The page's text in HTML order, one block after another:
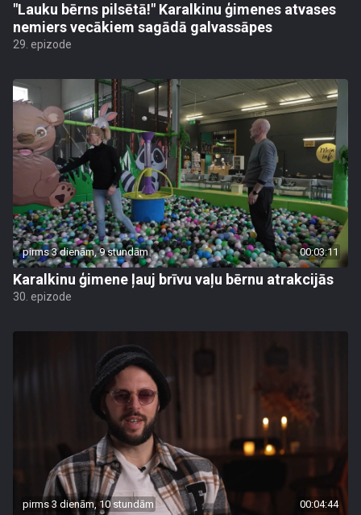
"Lauku bērns pilsētā!" Karalkinu ģimenes atvases
nemiers vecākiem sagādā galvassāpes
29. epizode
pirms 3 dienām, 9 stundām 00:03:11
Karalkinu ģimene ļauj brīvu vaļu bērnu atrakcijās
30. epizode
pirms 3 dienām, 10 stundām 00:04:44